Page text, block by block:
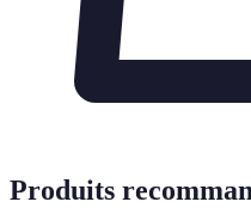
Produits